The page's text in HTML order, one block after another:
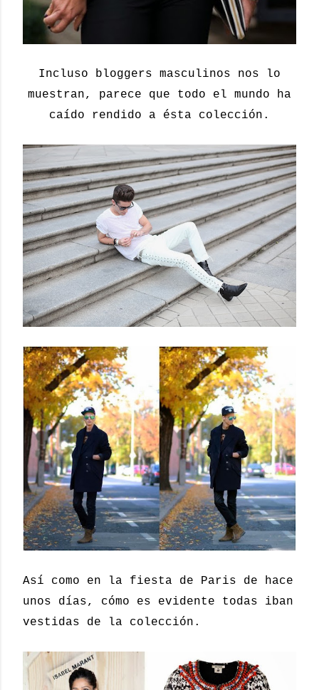
Incluso bloggers masculinos nos lo
muestran, parece que todo el mundo ha
caído rendido a ésta colección.
Así como en la fiesta de Paris de hace
unos días, cómo es evidente todas iban
vestidas de la colección.